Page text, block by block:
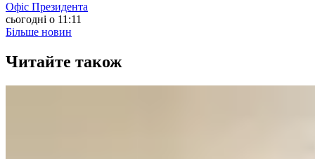
Офіс Президента
сьогодні о 11:11
Більше новин
Читайте також